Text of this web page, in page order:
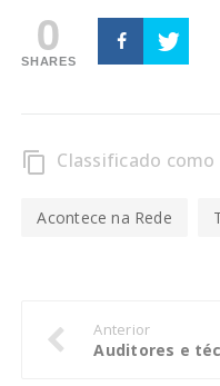
0
SHARES
content_copy Classificado como
Acontece na Rede
Anterior